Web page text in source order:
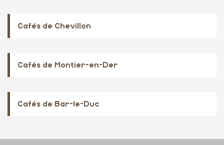
Cafés de Chevillon
Cafés de Montier-en-Der
Cafés de Bar-le-Duc